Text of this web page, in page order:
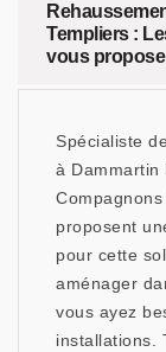
Templiers :
vous
Spécialiste
à Dammartin
proposent
pour cette
aménager
vous ayez
installations.